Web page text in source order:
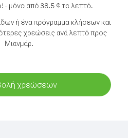
- μόνο από 38.5 ¢ το λεπτό.
ή ένα πρόγραμμα κλήσεων και
χρεώσεις ανά λεπτό προς
Μιανμάρ.
χρεώσεων